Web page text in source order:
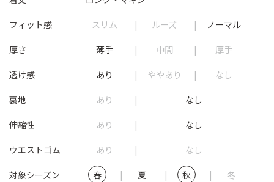
フィット感 スリム ルーズ ノーマル
厚さ 薄手 中間 厚手
透け感 あり ややあり なし
裏地 あり なし
伸縮性 あり なし
ウエストゴム あり なし
対象シーズン 春 夏 秋 冬